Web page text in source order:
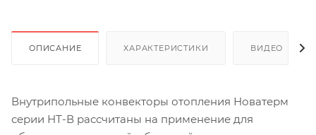
ОПИСАНИЕ ХАРАКТЕРИСТИКИ ВИДЕО (6)
Внутрипольные конвекторы отопления Новатерм
серии НТ-В рассчитаны на применение для